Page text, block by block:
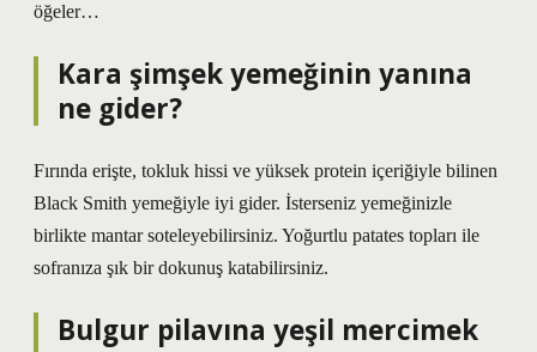
öğeler…
Kara şimşek yemeğinin yanına
ne gider?
Fırında erişte, tokluk hissi ve yüksek protein içeriğiyle bilinen
Black Smith yemeğiyle iyi gider. İsterseniz yemeğinizle
birlikte mantar soteleyebilirsiniz. Yoğurtlu patates topları ile
sofranıza şık bir dokunuş katabilirsiniz.
Bulgur pilavına yeşil mercimek